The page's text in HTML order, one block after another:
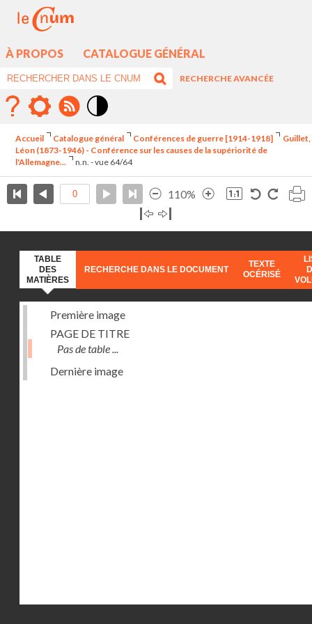
À PROPOS CATALOGUE GÉNÉRAL
RECHERCHE AVANCÉE
élévé
Accueil Catalogue général Conférences de guerre [1914-1918]
Guillet,
Léon (1873-1946) - Conférence sur les causes de la supériorité de
l'Allemagne...
n.n. - vue 64/64
110%
TABLE
DES
MATIÈRES
RECHERCHE DANS LE DOCUMENT
TEXTE
OCÉRISÉ
Première image
PAGE DE TITRE
Pas de table ...
Dernière image